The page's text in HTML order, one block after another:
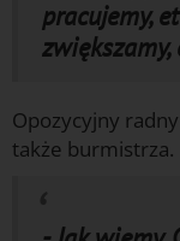
pracujemy,
Opozycyjny radny
także burmistrza.